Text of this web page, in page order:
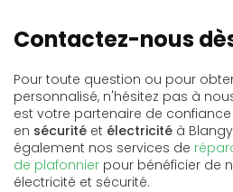
Contactez-nous
Pour toute question ou pour
personnalisé, n'hésitez pas à
est votre partenaire de
en sécurité et électricité à
également nos services de
de plafonnier pour bénéficier de
électricité et sécurité.